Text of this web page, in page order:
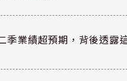
季業績超預期，背後透露